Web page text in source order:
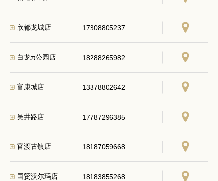
欣都龙城店 17308805237
白龙π公园店 18288265982
富康城店 13378802642
吴井路店 17787296385
官渡古镇店 18187059668
国贸沃尔玛店 18183855268